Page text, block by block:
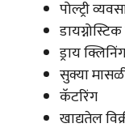
पोल्ट्री
ड्राय क्लिनिंग
सुक्या
कॅटरिंग
खाद्यतेल